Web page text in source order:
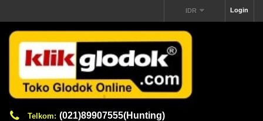
Login
IDR
Telkom: (021)89907555(Hunting)